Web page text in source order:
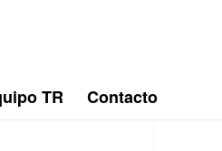
TR Contacto